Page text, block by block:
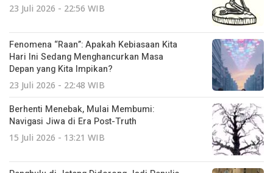
23 Juli 2026 - 22:56 WIB
Fenomena “Raan”: Apakah Kebiasaan Kita
Hari Ini Sedang Menghancurkan Masa
Depan yang Kita Impikan?
23 Juli 2026 - 22:48 WIB
Berhenti Menebak, Mulai Membumi:
Navigasi Jiwa di Era Post-Truth
15 Juli 2026 - 13:21 WIB